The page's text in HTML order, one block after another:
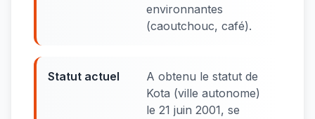
environnantes
(caoutchouc, café).
Statut actuel
A obtenu le statut de
Kota (ville autonome)
le 21 juin 2001, se